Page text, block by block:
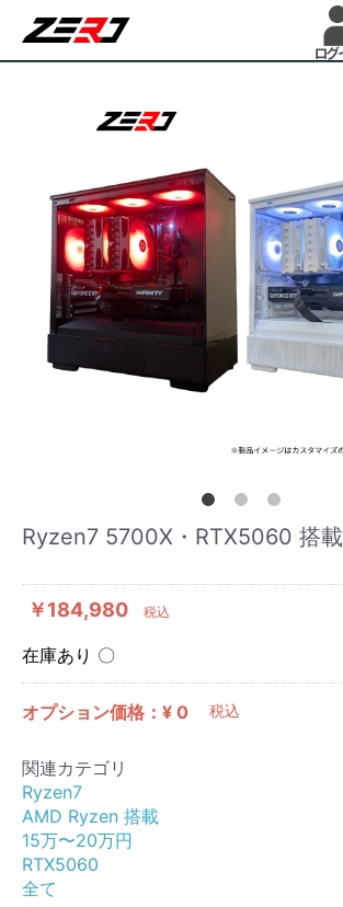
Ryzen7 5700X・RTX5060 搭載
￥184,980 税込
在庫あり 〇
オプション価格：¥ 0 税込
関連カテゴリ
Ryzen7
AMD Ryzen 搭載
15万〜20万円
RTX5060
全て